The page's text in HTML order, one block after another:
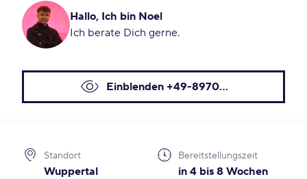
Hallo, Ich bin Noel
Ich berate Dich gerne.
Einblenden +49-8970...
Standort
Wuppertal
Bereitstellungszeit
in 4 bis 8 Wochen